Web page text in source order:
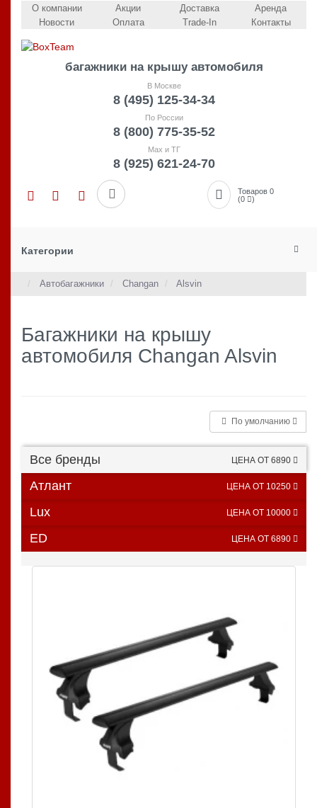
О компании
Новости
Акции
Оплата
Доставка
Trade-In
Аренда
Контакты
багажники на крышу автомобиля
В Москве
8 (495) 125-34-34
По России
8 (800) 775-35-52
Max и ТГ
8 (925) 621-24-70
Товаров 0
(0
)
Категории
Автобагажники Changan Alsvin
Багажники на крышу
автомобиля Changan Alsvin
По умолчанию
Все бренды ЦЕНА ОТ 6890
Атлант ЦЕНА ОТ 10250
Lux ЦЕНА ОТ 10000
ED ЦЕНА ОТ 6890